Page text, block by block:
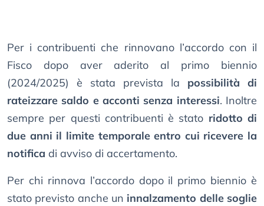
Per i contribuenti che rinnovano l’accordo con il
Fisco dopo aver aderito al primo biennio
(2024/2025) è stata prevista la possibilità di
rateizzare saldo e acconti senza interessi. Inoltre
sempre per questi contribuenti è stato ridotto di
due anni il limite temporale entro cui ricevere la
notifica di avviso di accertamento.
Per chi rinnova l’accordo dopo il primo biennio è
stato previsto anche un innalzamento delle soglie